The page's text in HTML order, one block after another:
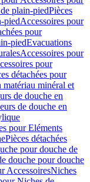
plain-piedPièces
piedAccessoires pour
pour
piedEvacuations
Accessoires pour
pour
détachées pour
matériau minéral et
de douche en
de douche en
pour Eléments
Pièces détachées
pour douche de
douche pour douche
AccessoiresNiches